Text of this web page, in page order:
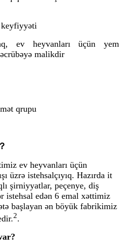
keyfiyyəti
ev heyvanları üçün yem
malikdir
qrupu
ev heyvanları üçün
üzrə istehsalçıyıq. Hazırda it
şirniyyatlar, peçenye, diş
istehsal edən 6 emal xəttimiz
başlayan ən böyük fabrikimiz
2.